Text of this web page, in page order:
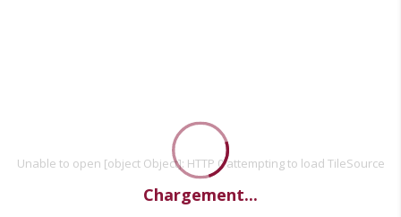
Unable to open [object Object]: HTTP 0 attempting to load TileSource
Chargement...